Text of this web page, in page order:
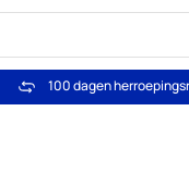
100 dagen